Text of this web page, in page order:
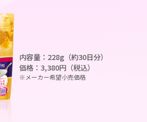
内容量：228g（約30日分）
価格：3,380円（税込）
※メーカー希望小売価格